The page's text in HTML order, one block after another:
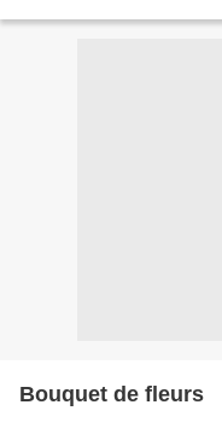
Bouquet de fleurs